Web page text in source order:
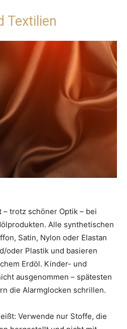
Textilien
trotz schöner Optik – bei
Alle synthetischen
Satin, Nylon oder Elastan
oder Plastik und basieren
Erdöl. Kinder- und
ausgenommen – spätesten
die Alarmglocken schrillen.
Verwende nur Stoffe, die